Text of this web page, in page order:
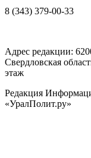
8 (343) 379-00-33
Адрес редакции:
Свердловская
этаж
Редакция
«УралПолит.ру»